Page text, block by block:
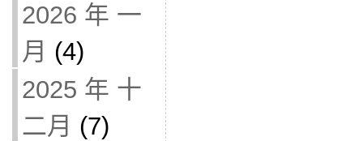
2026 年 一
月 (4)
2025 年 十
二月 (7)